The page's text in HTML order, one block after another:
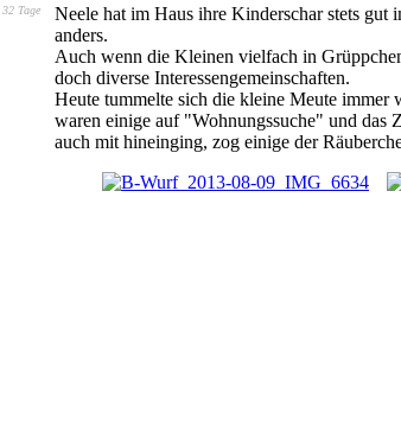
32 Tage
Neele hat im Haus ihre Kinderschar stets gut
anders.
Auch wenn die Kleinen vielfach in
doch diverse Interessengemeinschaften.
Heute tummelte sich die kleine Meute immer
waren einige auf "Wohnungssuche" und das
auch mit hineinging, zog einige der